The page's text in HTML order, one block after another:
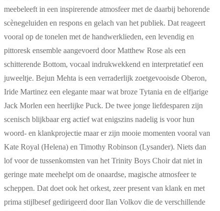
meebeleeft in een inspirerende atmosfeer met de daarbij behorende
scènegeluiden en respons en gelach van het publiek. Dat reageert
vooral op de tonelen met de handwerklieden, een levendig en
pittoresk ensemble aangevoerd door Matthew Rose als een
schitterende Bottom, vocaal indrukwekkend en interpretatief een
juweeltje. Bejun Mehta is een verraderlijk zoetgevooisde Oberon,
Iride Martinez een elegante maar wat broze Tytania en de elfjarige
Jack Morlen een heerlijke Puck. De twee jonge liefdesparen zijn
scenisch blijkbaar erg actief wat enigszins nadelig is voor hun
woord- en klankprojectie maar er zijn mooie momenten vooral van
Kate Royal (Helena) en Timothy Robinson (Lysander). Niets dan
lof voor de tussenkomsten van het Trinity Boys Choir dat niet in
geringe mate meehelpt om de onaardse, magische atmosfeer te
scheppen. Dat doet ook het orkest, zeer present van klank en met
prima stijlbesef gedirigeerd door Ilan Volkov die de verschillende